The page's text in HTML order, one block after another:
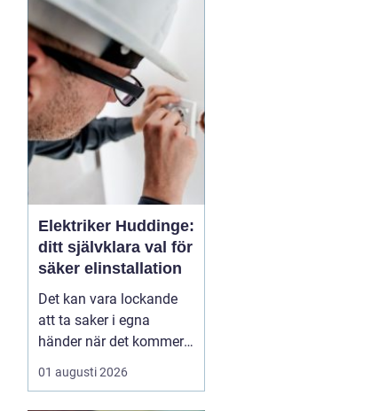
redan efter första
veckan: mindre stök,
torrar...
Elektriker Huddinge:
ditt självklara val för
säker elinstallation
Det kan vara lockande
att ta saker i egna
händer när det kommer
till hemförbättringar,
men när det handlar om
01 augusti 2026